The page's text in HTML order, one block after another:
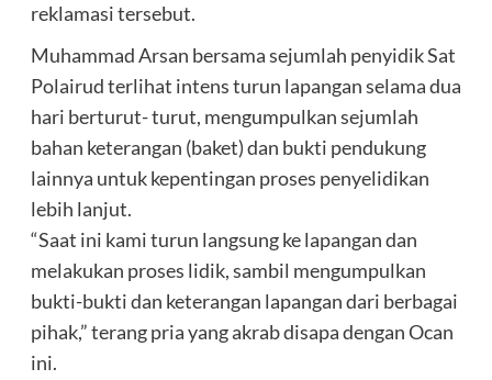
reklamasi tersebut.
Muhammad Arsan bersama sejumlah penyidik Sat
Polairud terlihat intens turun lapangan selama dua
hari berturut- turut, mengumpulkan sejumlah
bahan keterangan (baket) dan bukti pendukung
lainnya untuk kepentingan proses penyelidikan
lebih lanjut.
“Saat ini kami turun langsung ke lapangan dan
melakukan proses lidik, sambil mengumpulkan
bukti-bukti dan keterangan lapangan dari berbagai
pihak,” terang pria yang akrab disapa dengan Ocan
ini.